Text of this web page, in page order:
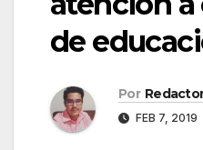
de
Por
FEB 7, 2019